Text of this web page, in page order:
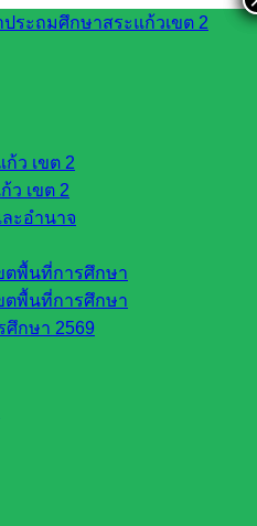
ว เขต 2
ว เขต 2
ะอำนาจ
ตพื้นที่การศึกษา
ตพื้นที่การศึกษา
ศึกษา 2569
การขับเคลื่อนการจัดการเรียน
(Financial Literacy) สำหรับ
เศษ
นา เรื่อง การขับ
นรู้ที่ส่งเสริมความ
Literacy)
ตพัฒนาเศรษฐกิจ